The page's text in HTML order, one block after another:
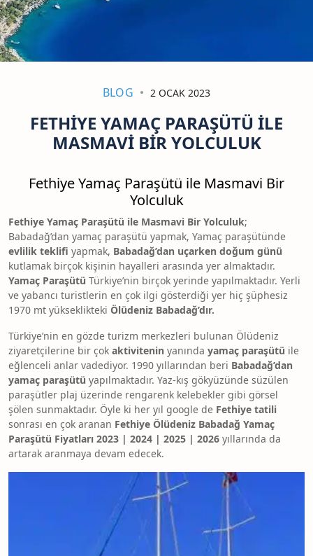
BLOG 2 OCAK 2023
FETHIYE YAMAÇ PARAŞÜTÜ ILE
MASMAVI BIR YOLCULUK
Fethiye Yamaç Paraşütü ile Masmavi Bir
Yolculuk
Fethiye Yamaç Paraşütü ile Masmavi Bir Yolculuk;
Babadağ’dan yamaç paraşütü yapmak, Yamaç paraşütünde
evlilik teklifi yapmak, Babadağ’dan uçarken doğum günü
kutlamak birçok kişinin hayalleri arasında yer almaktadır.
Yamaç Paraşütü Türkiye’nin birçok yerinde yapılmaktadır. Yerli
ve yabancı turistlerin en çok ilgi gösterdiği yer hiç şüphesiz
1970 mt yükseklikteki Ölüdeniz Babadağ’dır.
Türkiye’nin en gözde turizm merkezleri bulunan Ölüdeniz
ziyaretçilerine bir çok aktivitenin yanında yamaç paraşütü ile
eğlenceli anlar vadediyor. 1990 yıllarından beri Babadağ’dan
yamaç paraşütü yapılmaktadır. Yaz-kış gökyüzünde süzülen
paraşütler plaj üzerinde rengarenk kelebekler gibi görsel
şölen sunmaktadır. Öyle ki her yıl google de Fethiye tatili
sonrası en çok aranan Fethiye Ölüdeniz Babadağ Yamaç
Paraşütü Fiyatları 2023 | 2024 | 2025 | 2026 yıllarında da
artarak aranmaya devam edecek.